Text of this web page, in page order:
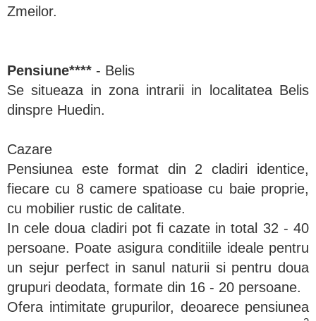
Zmeilor.
Pensiune**** - Belis
Se situeaza in zona intrarii in localitatea Belis
dinspre Huedin.
Cazare
Pensiunea este format din 2 cladiri identice,
fiecare cu 8 camere spatioase cu baie proprie,
cu mobilier rustic de calitate.
In cele doua cladiri pot fi cazate in total 32 - 40
persoane. Poate asigura conditiile ideale pentru
un sejur perfect in sanul naturii si pentru doua
grupuri deodata, formate din 16 - 20 persoane.
Ofera intimitate grupurilor, deoarece pensiunea